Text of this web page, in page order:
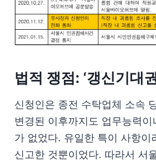
법적 쟁점: ‘갱신기대
신청인은 종전 수탁업체 소속
변경된 이후까지도 업무능력
가 없었다. 유일한 특이 사항이
신고한 것뿐이었다. 따라서 서